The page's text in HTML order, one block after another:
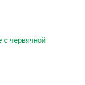
червячной